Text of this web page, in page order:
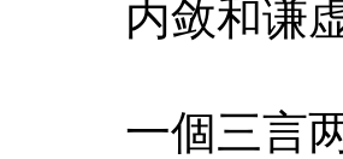
内敛和谦
一個三言